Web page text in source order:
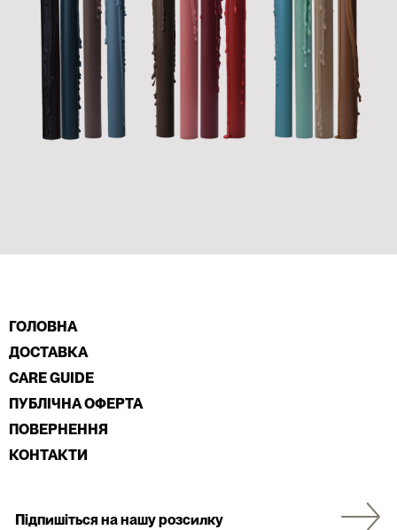
ГОЛОВНА
ДОСТАВКА
CARE GUIDE
ПУБЛІЧНА ОФЕРТА
ПОВЕРНЕННЯ
КОНТАКТИ